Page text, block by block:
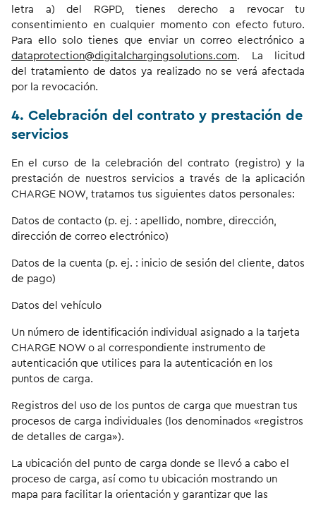
letra a) del RGPD, tienes derecho a revocar tu
consentimiento en cualquier momento con efecto futuro.
Para ello solo tienes que enviar un correo electrónico a
dataprotection@digitalchargingsolutions.com. La licitud
del tratamiento de datos ya realizado no se verá afectada
por la revocación.
4. Celebración del contrato y prestación de
servicios
En el curso de la celebración del contrato (registro) y la
prestación de nuestros servicios a través de la aplicación
CHARGE NOW, tratamos tus siguientes datos personales:
Datos de contacto (p. ej. : apellido, nombre, dirección,
dirección de correo electrónico)
Datos de la cuenta (p. ej. : inicio de sesión del cliente, datos
de pago)
Datos del vehículo
Un número de identificación individual asignado a la tarjeta
CHARGE NOW o al correspondiente instrumento de
autenticación que utilices para la autenticación en los
puntos de carga.
Registros del uso de los puntos de carga que muestran tus
procesos de carga individuales (los denominados «registros
de detalles de carga»).
La ubicación del punto de carga donde se llevó a cabo el
proceso de carga, así como tu ubicación mostrando un
mapa para facilitar la orientación y garantizar que las